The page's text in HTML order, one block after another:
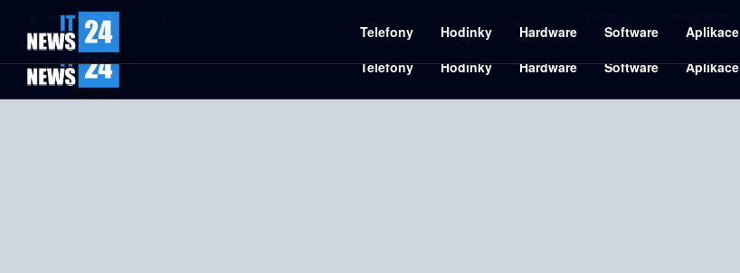
14.1 C Czech
Neděle 9. srpna 2026
Telefony Hodinky Hardware Software Aplikace